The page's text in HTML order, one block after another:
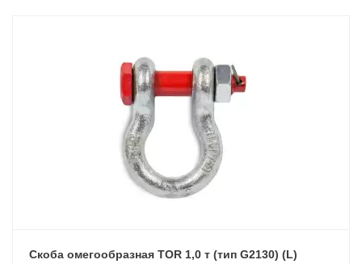
Скоба омегообразная TOR 1,0 т (тип G2130) (L)